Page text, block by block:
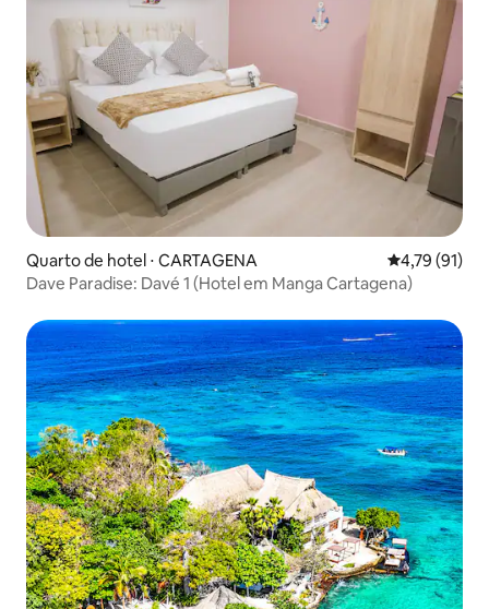
Quarto de hotel ⋅ CARTAGENA 4,79 de uma
4,79 (91)
Dave Paradise: Davé 1 (Hotel em Manga Cartagena)